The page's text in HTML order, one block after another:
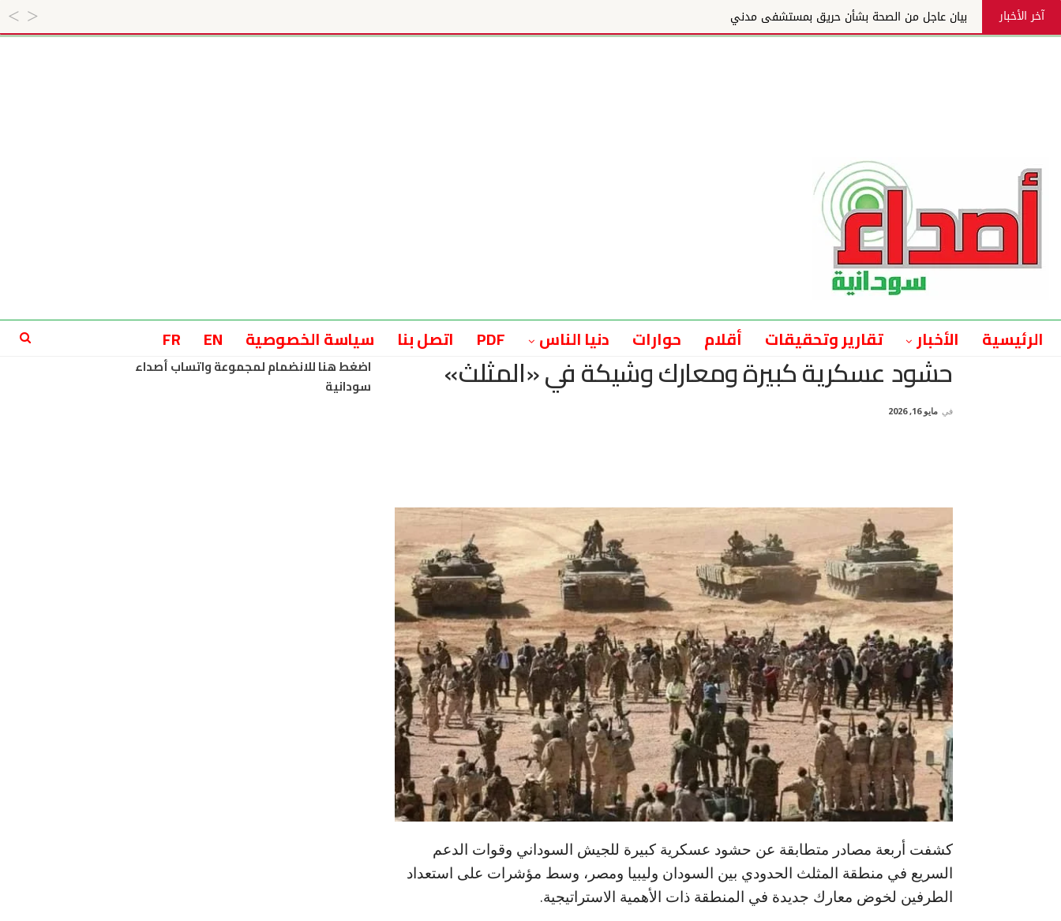
آخر الأخبار بيان عاجل من الصحة بشأن حريق بمستشفى مدني
الرئيسية الأخبار تقارير وتحقيقات أقلام حوارات دنيا الناس PDF اتصل بنا سياسة الخصوصية EN
FR
حشود عسكرية كبيرة ومعارك وشيكة في «المثلث»
في مايو 16, 2026
كشفت أربعة مصادر متطابقة عن حشود عسكرية كبيرة للجيش السوداني وقوات الدعم
السريع في منطقة المثلث الحدودي بين السودان وليبيا ومصر، وسط مؤشرات على استعداد
الطرفين لخوض معارك جديدة في المنطقة ذات الأهمية الاستراتيجية.
اضغط هنا للانضمام لمجموعة واتساب أصداء
سودانية